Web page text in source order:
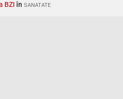
BZIîn SANATATE